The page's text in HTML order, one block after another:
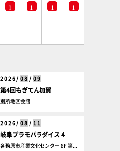
1 1 1 1
2026/ 08 / 09
第4回もぎてん加賀
別所地区会館
2026/ 08 / 11
岐阜プラモパラダイス 4
各務原市産業文化センター 8F 第...